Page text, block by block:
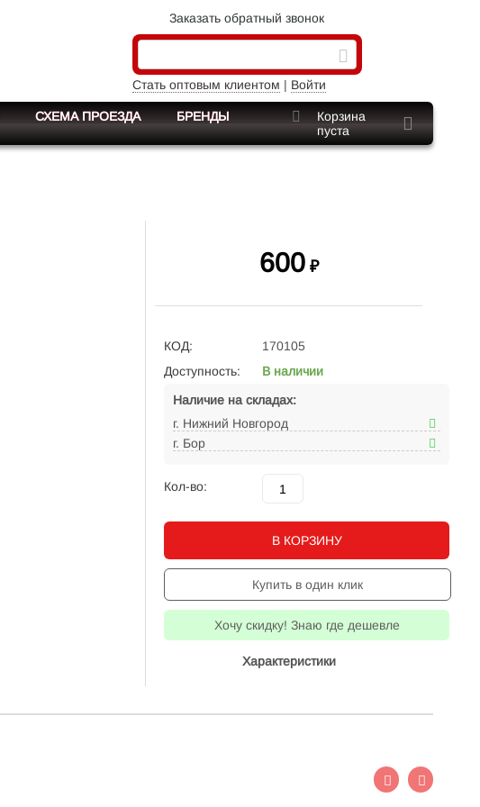
Заказать обратный звонок
Стать оптовым клиентом | Войти
СХЕМА ПРОЕЗДА БРЕНДЫ
Корзина
пуста
600 ₽
КОД:
170105
Доступность:
В наличии
Наличие на складах:
г. Нижний Новгород
г. Бор
Кол-во:
В КОРЗИНУ
Купить в один клик
Хочу скидку! Знаю где дешевле
Характеристики